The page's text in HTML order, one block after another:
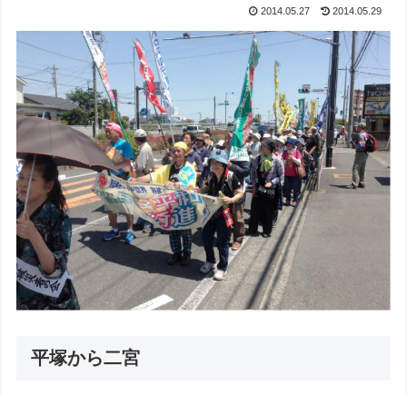
2014.05.27 2014.05.29
平塚から二宮